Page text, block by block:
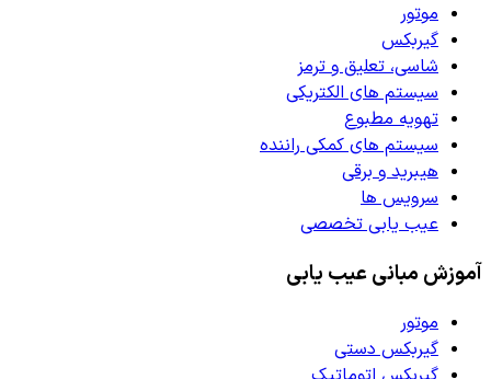
موتور
گیربکس
شاسی، تعلیق و ترمز
سیستم های الکتریکی
تهویه مطبوع
سیستم های کمکی راننده
هیبرید و برقی
سرویس ها
عیب یابی تخصصی
آموزش مبانی عیب یابی
موتور
گیربکس دستی